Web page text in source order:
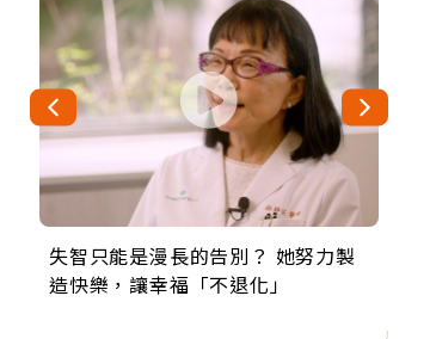
失智只能是漫長的告別？ 她努力製
造快樂，讓幸福「不退化」
來自剛果的巧克力神父 為台灣奉獻
36年 「台灣是我的家，我連作夢都
63歲卸矽谷副總、搬回台灣找快
樂！「蛋黃哥小丑」走進安養院，
104歲打破金氏世界紀錄 成為全球
最年長羽球選手，分享長壽的秘密
事業巔峰他選擇追夢…黑手阿伯拉
小提琴還登上小巨蛋！連CNN都大